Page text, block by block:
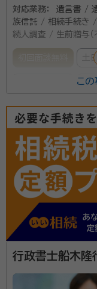
室蘭で「遺産相続
お悩みならぜひ一
対応業務：
遺言書 /
族信託 / 相続手続き
続人調査 / 生前贈与（
土
オ
所属する専門家：
山﨑 英雄（ヤマザキ
経歴：
北海道函館市出
研究科卒
相続手続は煩雑で
親の相続を経験す
た。自己の経験や
をしてほしくない
がらお悩みが解決
北海道行政
こ
行政書士船木隆